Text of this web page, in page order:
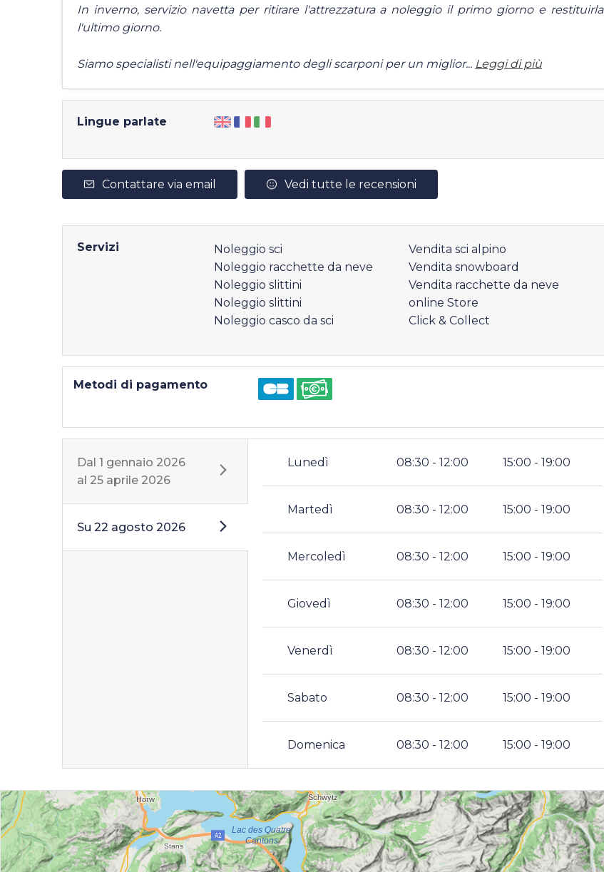
In inverno, servizio navetta per ritirare l'attrezzatura a noleggio il primo giorno e restituirla
l'ultimo giorno.
Siamo specialisti nell'equipaggiamento degli scarponi per un miglior... Leggi di più
Lingue parlate
Contattare via email Vedi tutte le recensioni
Servizi
Noleggio sci
Noleggio racchette da neve
Noleggio slittini
Noleggio slittini
Noleggio casco da sci
Vendita sci alpino
Vendita snowboard
Vendita racchette da neve
online Store
Click & Collect
Metodi di pagamento
Dal 1 gennaio 2026
al 25 aprile 2026
Su 22 agosto 2026
Lunedì 08:30 - 12:00 15:00 - 19:00
Martedì 08:30 - 12:00 15:00 - 19:00
Mercoledì 08:30 - 12:00 15:00 - 19:00
Giovedì 08:30 - 12:00 15:00 - 19:00
Venerdì 08:30 - 12:00 15:00 - 19:00
Sabato 08:30 - 12:00 15:00 - 19:00
Domenica 08:30 - 12:00 15:00 - 19:00